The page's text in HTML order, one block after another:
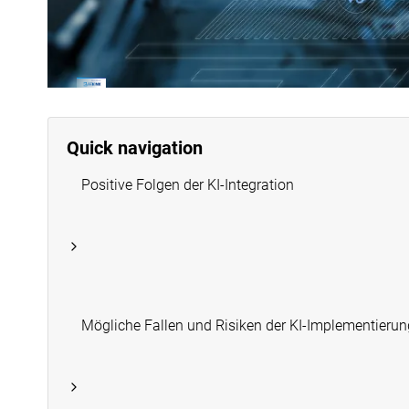
Quick navigation
Positive Folgen der KI-Integration
Mögliche Fallen und Risiken der KI-